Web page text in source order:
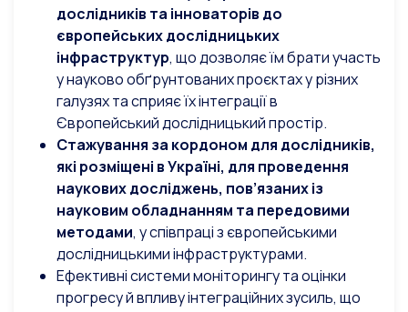
дослідників та інноваторів до
європейських дослідницьких
інфраструктур, що дозволяє їм брати участь
у науково обґрунтованих проєктах у різних
галузях та сприяє їх інтеграції в
Європейський дослідницький простір.
Стажування за кордоном для дослідників,
які розміщені в Україні, для проведення
наукових досліджень, пов’язаних із
науковим обладнанням та передовими
методами, у співпраці з європейськими
дослідницькими інфраструктурами.
Ефективні системи моніторингу та оцінки
прогресу й впливу інтеграційних зусиль, що